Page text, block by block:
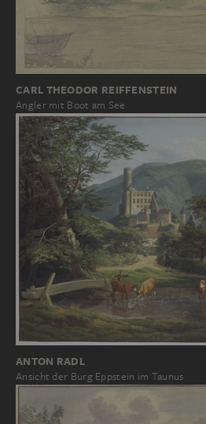
CARL THEODOR REIFFENSTEIN
Angler mit Boot am See
ANTON RADL
Ansicht der Burg Eppstein im Taunus